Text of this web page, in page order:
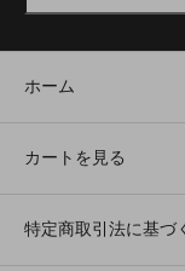
ホーム
カートを見る
特定商取引法に基づ